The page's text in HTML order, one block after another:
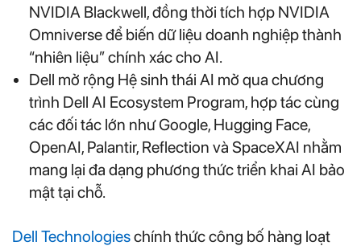
NVIDIA Blackwell, đồng thời tích hợp NVIDIA
Omniverse để biến dữ liệu doanh nghiệp thành
“nhiên liệu” chính xác cho AI.
Dell mở rộng Hệ sinh thái AI mở qua chương
trình Dell AI Ecosystem Program, hợp tác cùng
các đối tác lớn như Google, Hugging Face,
OpenAI, Palantir, Reflection và SpaceXAI nhằm
mang lại đa dạng phương thức triển khai AI bảo
mật tại chỗ.
Dell Technologieschính thức công bố hàng loạt